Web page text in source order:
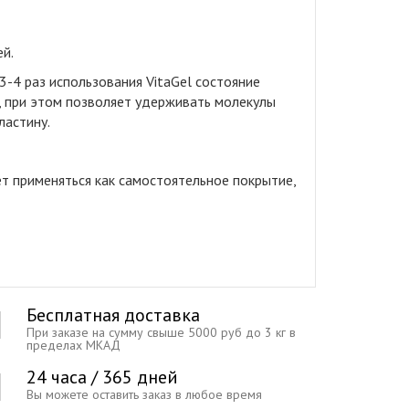
.
раз использования VitaGel состояние
при этом позволяет удерживать молекулы
как самостоятельное покрытие,
Бесплатная доставка
При заказе на сумму свыше 5000 руб до 3 кг в
пределах МКАД
24 часа / 365 дней
Вы можете оставить заказ в любое время